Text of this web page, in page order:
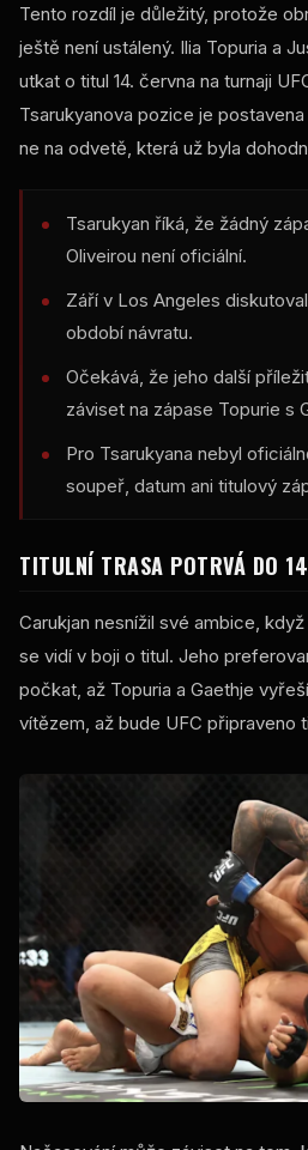
Tento rozdíl je důležitý, protože
ještě není ustálený. Ilia Topuria a
utkat o titul 14. června na turnaji
Tsarukyanova pozice je
ne na odvetě, která už byla
Tsarukyan říká, že žádný
Oliveirou není oficiální.
Září v Los Angeles
období návratu.
Očekává, že jeho další
záviset na zápase Topurie s
Pro Tsarukyana nebyl
soupeř, datum ani titulový
TITULNÍ TRASA POTRVÁ DO
Carukjan nesnížil své ambice,
se vidí v boji o titul. Jeho
počkat, až Topuria a Gaethje
vítězem, až bude UFC připraveno